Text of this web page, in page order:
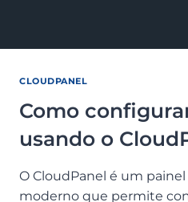
CLOUDPANEL
Como
usando o
O CloudPanel é um
moderno que permite